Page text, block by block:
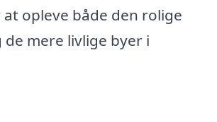
opleve både den rolige
de mere livlige byer i